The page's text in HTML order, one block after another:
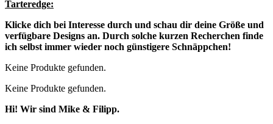
Tarteredge:
Klicke dich bei Interesse durch und schau dir deine Größe und
verfügbare Designs an. Durch solche kurzen Recherchen finde
ich selbst immer wieder noch günstigere Schnäppchen!
Keine Produkte gefunden.
Keine Produkte gefunden.
Hi! Wir sind Mike & Filipp.